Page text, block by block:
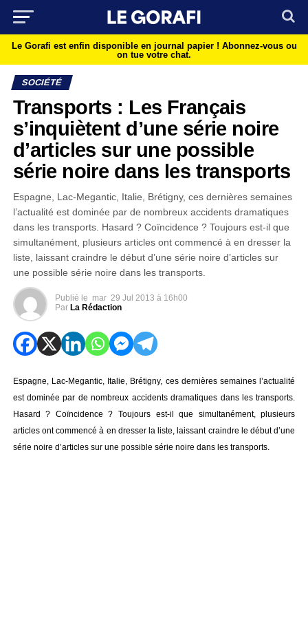
Le Gorafi est enfin disponible en journal papier ! Abonnez-vous ou
on tue votre chat.
SOCIÉTÉ
Transports : Les Français
s’inquiètent d’une série noire
d’articles sur une possible
série noire dans les transports
Espagne, Lac-Megantic, Italie, Brétigny, ces dernières semaines
l’actualité est dominée par de nombreux accidents dramatiques
dans les transports. Hasard ? Coïncidence ? Toujours est-il que
simultanément, plusieurs articles ont commencé à en dresser la
liste, laissant craindre le début d’une série noire d’articles sur
une possible série noire dans les transports.
Publié le mar 29 Jul 2013 à 16h00
Par La Rédaction
Espagne, Lac-Megantic, Italie, Brétigny, ces dernières semaines l’actualité
est dominée par de nombreux accidents dramatiques dans les transports.
Hasard ? Coïncidence ? Toujours est-il que simultanément, plusieurs
articles ont commencé à en dresser la liste, laissant craindre le début d’une
série noire d’articles sur une possible série noire dans les transports.